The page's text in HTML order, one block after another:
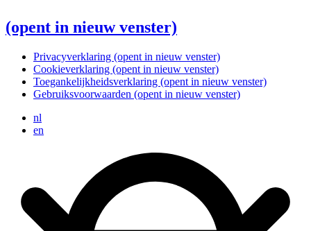
(opent in nieuw venster)
Privacyverklaring (opent in nieuw venster)
Cookieverklaring (opent in nieuw venster)
Toegankelijkheidsverklaring (opent in nieuw venster)
Gebruiksvoorwaarden (opent in nieuw venster)
nl
en